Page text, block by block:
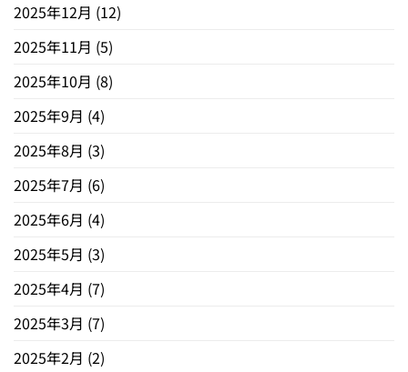
2025年12月 (12)
2025年11月 (5)
2025年10月 (8)
2025年9月 (4)
2025年8月 (3)
2025年7月 (6)
2025年6月 (4)
2025年5月 (3)
2025年4月 (7)
2025年3月 (7)
2025年2月 (2)